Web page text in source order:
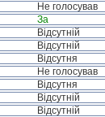
Не голосував
За
Відсутній
Відсутній
Відсутня
Не голосував
Відсутня
Відсутній
Відсутній